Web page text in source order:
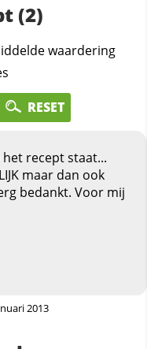
(2)
waardering
RESET
recept staat...
maar dan ook
erg bedankt. Voor mij
2013